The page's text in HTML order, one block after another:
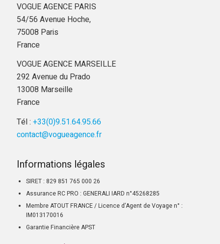
VOGUE AGENCE PARIS
54/56 Avenue Hoche,
75008 Paris
France
VOGUE AGENCE MARSEILLE
292 Avenue du Prado
13008 Marseille
France
Tél : +33(0)9.51.64.95.66
contact@vogueagence.fr
Informations légales
SIRET : 829 851 765 000 26
Assurance RC PRO : GENERALI IARD n°45268285
Membre ATOUT FRANCE / Licence d’Agent de Voyage n° :
IM013170016
Garantie Financière APST